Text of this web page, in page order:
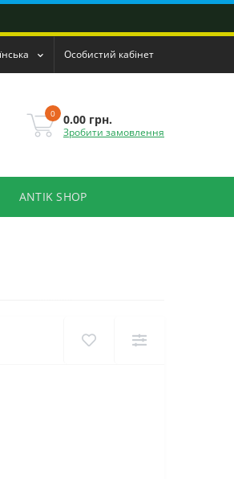
Особистий кабінет
0 0.00 грн.
Зробити замовлення
ANTIK SHOP